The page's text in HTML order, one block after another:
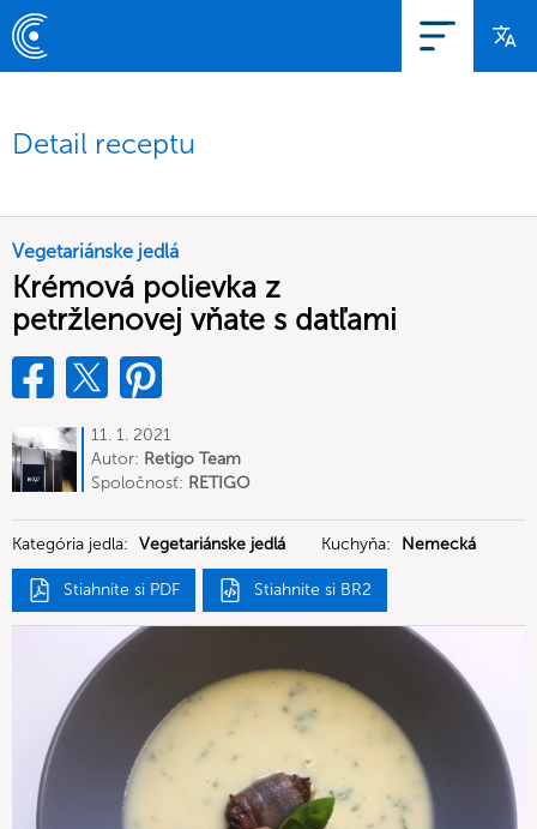
Detail receptu
Vegetariánske jedlá
Krémová polievka z
petržlenovej vňate s datľami
11. 1. 2021
Autor: Retigo Team
Deutschland
Spoločnosť: RETIGO
Kategória jedla: Vegetariánske jedlá Kuchyňa: Nemecká
Stiahnite si PDF Stiahnite si BR2